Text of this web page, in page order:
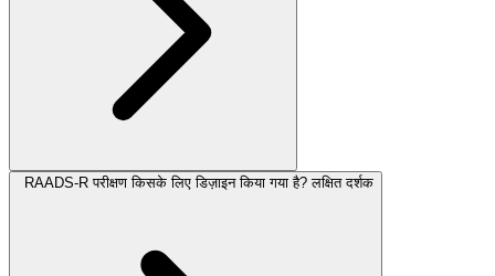
RAADS-R परीक्षण किसके लिए डिज़ाइन किया गया है? लक्षित दर्शक